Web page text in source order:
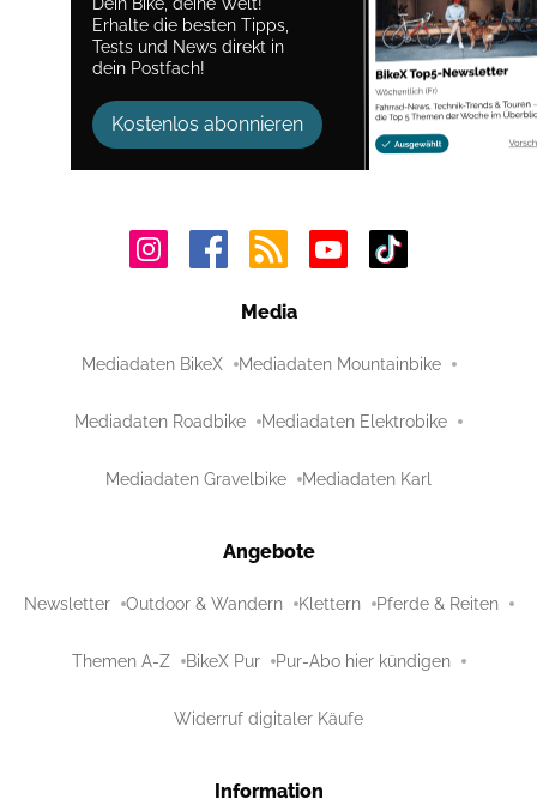
Erhalte die besten Tipps,
Tests und News direkt in
dein Postfach!
Kostenlos abonnieren
Media
Mediadaten BikeX Mediadaten Mountainbike
Mediadaten Roadbike Mediadaten Elektrobike
Mediadaten Gravelbike Mediadaten Karl
Angebote
Newsletter Outdoor & Wandern Klettern Pferde & Reiten
Themen A-Z BikeX Pur Pur-Abo hier kündigen
Widerruf digitaler Käufe
Information